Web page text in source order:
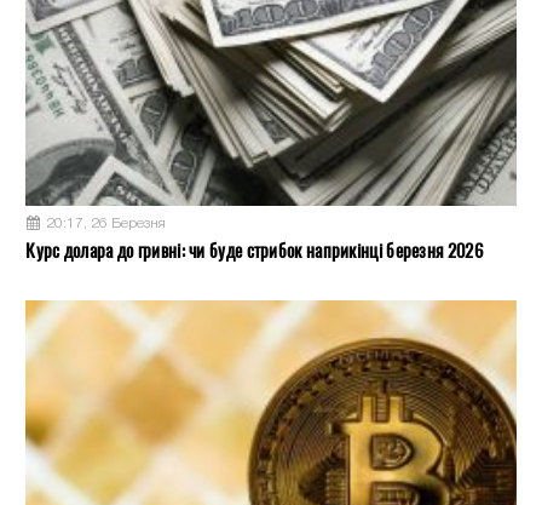
20:17, 26 Березня
Курс долара до гривні: чи буде стрибок наприкінці березня 2026